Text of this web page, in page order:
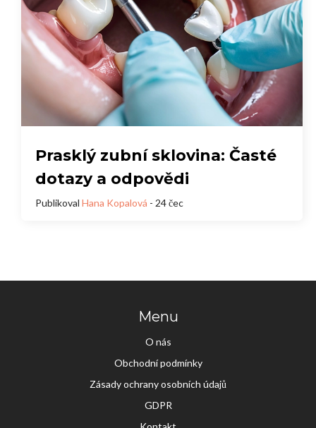
Prasklý zubní sklovina: Časté
dotazy a odpovědi
Publikoval Hana Kopalová - 24 čec
Menu
O nás
Obchodní podmínky
Zásady ochrany osobních údajů
GDPR